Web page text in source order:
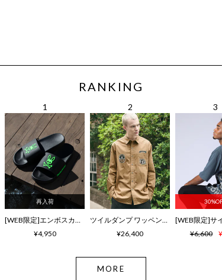
RANKING
再入荷
[WEB限定]エンボスカラーロゴ シャワーサンダル
¥4,950
ツイルダンプ ワッペン刺繍ワッシャーシャツ
¥26,400
¥6,600
MORE